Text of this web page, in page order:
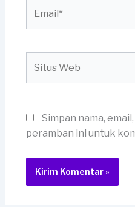
Web
Simpan nama,
peramban ini untuk